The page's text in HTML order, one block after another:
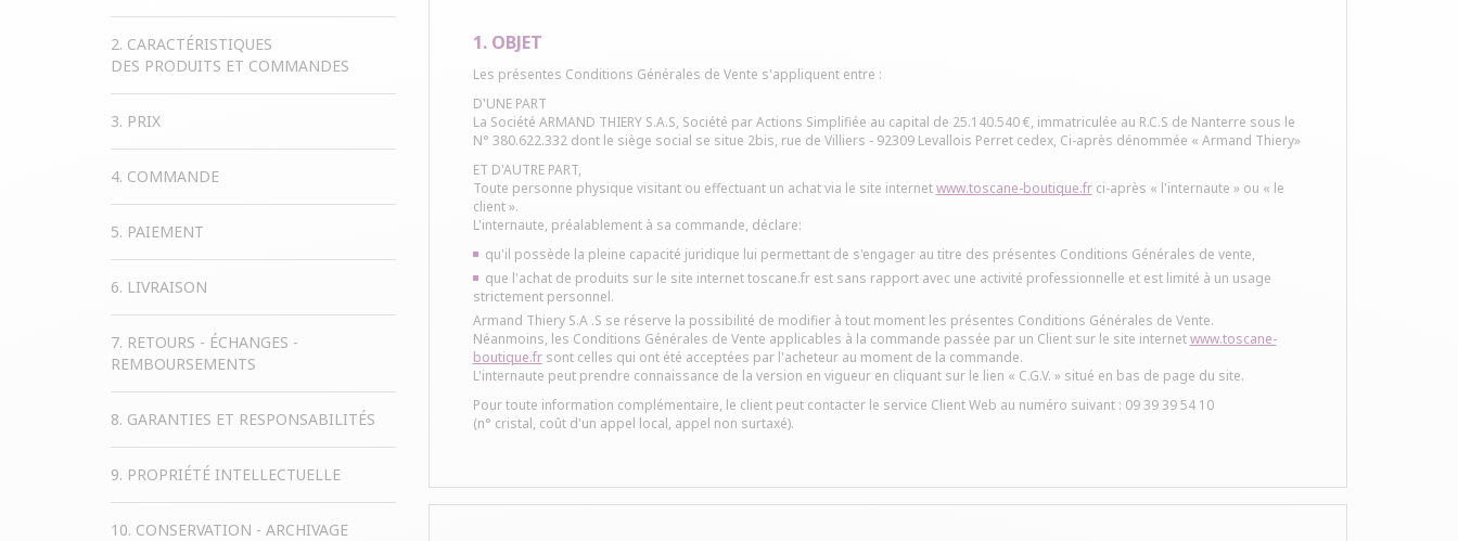
PANTALONS
ROBES
2. CARACTÉRISTIQUES
DES PRODUITS ET COMMANDES
3. PRIX
4. COMMANDE
5. PAIEMENT
6. LIVRAISON
7. RETOURS - ÉCHANGES -
REMBOURSEMENTS
8. GARANTIES ET RESPONSABILITÉS
9. PROPRIÉTÉ INTELLECTUELLE
10. CONSERVATION - ARCHIVAGE
1. OBJET
Les présentes Conditions Générales de Vente s'appliquent entre :
D'UNE PART
La Société ARMAND THIERY S.A.S, Société par Actions Simplifiée au capital de 25.140.540 €, immatriculée au R.C.S de Nanterre sous le
N° 380.622.332 dont le siège social se situe 2bis, rue de Villiers - 92309 Levallois Perret cedex, Ci-après dénommée « Armand Thiery»
ET D'AUTRE PART,
Toute personne physique visitant ou effectuant un achat via le site internetwww.toscane-boutique.frci-après « l'internaute » ou « le
client ».
L'internaute, préalablement à sa commande, déclare:
qu'il possède la pleine capacité juridique lui permettant de s'engager au titre des présentes Conditions Générales de vente,
que l'achat de produits sur le site internet toscane.fr est sans rapport avec une activité professionnelle et est limité à un usage
strictement personnel.
Armand Thiery S.A .S se réserve la possibilité de modifier à tout moment les présentes Conditions Générales de Vente.
Néanmoins, les Conditions Générales de Vente applicables à la commande passée par un Client sur le site internetwww.toscane-
boutique.frsont celles qui ont été acceptées par l'acheteur au moment de la commande.
L'internaute peut prendre connaissance de la version en vigueur en cliquant sur le lien « C.G.V. » situé en bas de page du site.
Pour toute information complémentaire, le client peut contacter le service Client Web au numéro suivant : 09 39 39 54 10
(n° cristal, coût d'un appel local, appel non surtaxé).